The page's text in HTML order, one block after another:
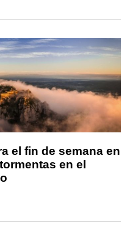
el fin de semana en
en el